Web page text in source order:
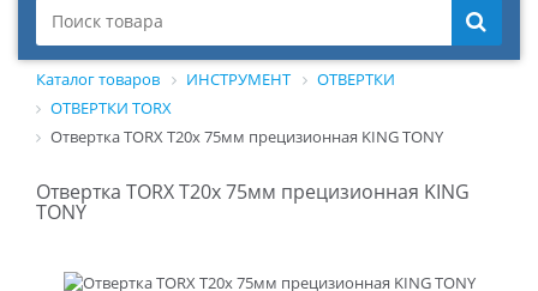
Каталог товаров ИНСТРУМЕНТ
ОТВЕРТКИ
ОТВЕРТКИ TORX
Отвертка TORX T20х 75мм прецизионная KING TONY
Отвертка TORX T20х 75мм прецизионная KING
TONY